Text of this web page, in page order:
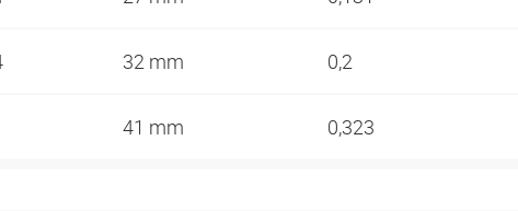
32 mm 0,2
41 mm 0,323